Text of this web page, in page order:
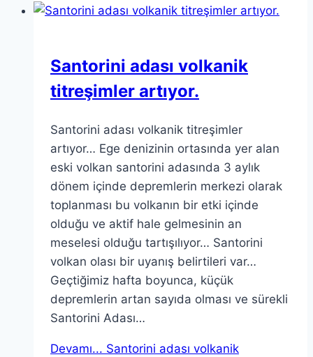
Santorini adası volkanik
titreşimler artıyor.
Santorini adası volkanik titreşimler
artıyor… Ege denizinin ortasında yer alan
eski volkan santorini adasında 3 aylık
dönem içinde depremlerin merkezi olarak
toplanması bu volkanın bir etki içinde
olduğu ve aktif hale gelmesinin an
meselesi olduğu tartışılıyor… Santorini
volkan olası bir uyanış belirtileri var…
Geçtiğimiz hafta boyunca, küçük
depremlerin artan sayıda olması ve sürekli
Santorini Adası…
Devamı... Santorini adası volkanik